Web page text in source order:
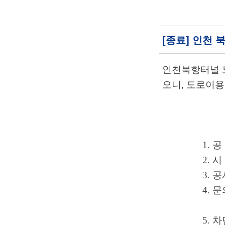
[종료] 인천
인천북항터널
오니 , 도로이
1.
2.
3.
4.
5. 차